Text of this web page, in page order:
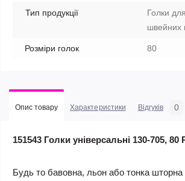
Тип продукції
Голки
швейних
Розміри голок 80
Опис товару Характеристики Відгуків 0
151543 Голки універсальні 130-705, 80
Будь то бавовна, льон або тонка шторна